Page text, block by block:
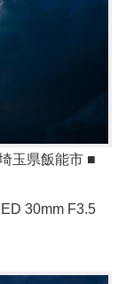
玉県飯能市 ■
30mm F3.5